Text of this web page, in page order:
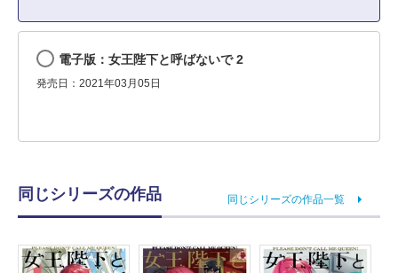
電子版：女王陛下と呼ばないで 2
発売日：2021年03月05日
同じシリーズの作品 同じシリーズの作品一覧